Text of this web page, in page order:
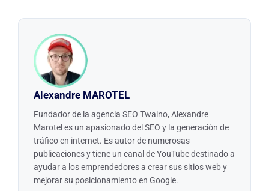
Alexandre MAROTEL
Fundador de la agencia SEO Twaino, Alexandre
Marotel es un apasionado del SEO y la generación de
tráfico en internet. Es autor de numerosas
publicaciones y tiene un canal de YouTube destinado a
ayudar a los emprendedores a crear sus sitios web y
mejorar su posicionamiento en Google.